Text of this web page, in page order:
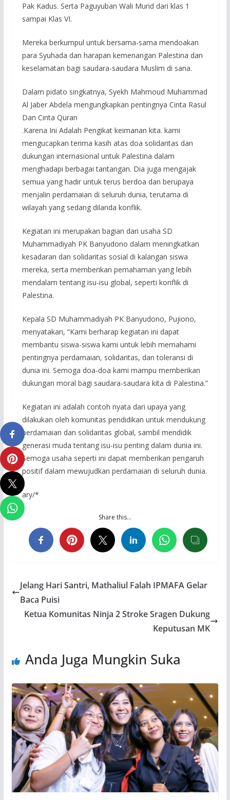
Pak Kadus. Serta Paguyuban Wali Murid dari klas 1
sampai Klas VI.
Mereka berkumpul untuk bersama-sama mendoakan
para Syuhada dan harapan kemenangan Palestina dan
keselamatan bagi saudara-saudara Muslim di sana.
Dalam pidato singkatnya, Syekh Mahmoud Muhammad
Al Jaber Abdela mengungkapkan pentingnya Cinta Rasul
Dan Cinta Quran
.Karena Ini Adalah Pengikat keimanan kita. kami
mengucapkan terima kasih atas doa solidaritas dan
dukungan internasional untuk Palestina dalam
menghadapi berbagai tantangan. Dia juga mengajak
semua yang hadir untuk terus berdoa dan berupaya
menjalin perdamaian di seluruh dunia, terutama di
wilayah yang sedang dilanda konflik.
Kegiatan ini merupakan bagian dari usaha SD
Muhammadiyah PK Banyudono dalam meningkatkan
kesadaran dan solidaritas sosial di kalangan siswa
mereka, serta memberikan pemahaman yang lebih
mendalam tentang isu-isu global, seperti konflik di
Palestina.
Kepala SD Muhammadiyah PK Banyudono, Pujiono,
menyatakan, “Kami berharap kegiatan ini dapat
membantu siswa-siswa kami untuk lebih memahami
pentingnya perdamaian, solidaritas, dan toleransi di
dunia ini. Semoga doa-doa kami mampu memberikan
dukungan moral bagi saudara-saudara kita di Palestina.”
Kegiatan ini adalah contoh nyata dari upaya yang
dilakukan oleh komunitas pendidikan untuk mendukung
perdamaian dan solidaritas global, sambil mendidik
generasi muda tentang isu-isu penting dalam dunia ini.
Semoga usaha seperti ini dapat memberikan pengaruh
positif dalam mewujudkan perdamaian di seluruh dunia.
ary/*
Share this…
Jelang Hari Santri, Mathaliul Falah IPMAFA Gelar
Baca Puisi
Ketua Komunitas Ninja 2 Stroke Sragen Dukung
Keputusan MK
Anda Juga Mungkin Suka